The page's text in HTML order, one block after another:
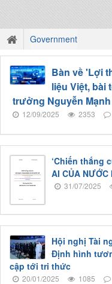
Government
Bàn về 'Lợi
liệu Việt, bài
trưởng Nguyễn
12/09/2025 2353
‘Chiến thắng
AI CỦA
31/07/2025
Hội nghị Tài
Định hình
cập tới tri thức
20/01/2025 1085